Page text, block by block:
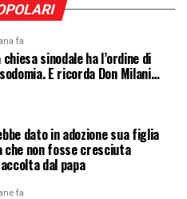
fa
sinodale ha l’ordine di
E ricorda Don Milani…
dato in adozione sua figlia
che non fosse cresciuta
dal papa
fa